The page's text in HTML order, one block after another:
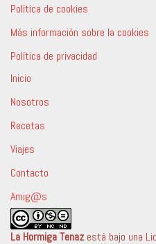
Política de cookies
Más información sobre la cookies
Política de privacidad
Inicio
Nosotros
Recetas
Viajes
Contacto
Amig@s
La Hormiga Tenazestá bajo una